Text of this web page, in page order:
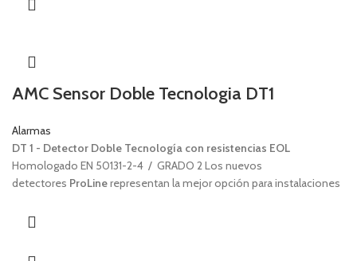
lentes de distinto tipo, hace que Soutdoor/L sea especialmente
muros, con efecto cortina vertical, para la protección de puertas y
AMC Sensor Doble Tecnologia DT1
Alarmas
DT 1 - Detector Doble Tecnología con resistencias EOL
Homologado EN 50131-2-4 / GRADO 2 Los nuevos
detectores ProLinerepresentan la mejor opción para instalaciones
detectores ProLine usan solo PIR digital, evitando así la conversión
el PIR analógico se amplifica y se convierte a digital.